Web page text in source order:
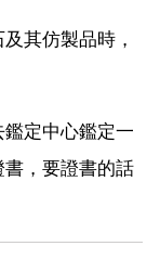
其仿製品時，
定中心鑑定一
，要證書的話